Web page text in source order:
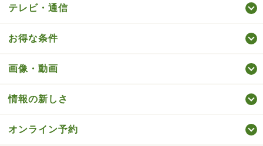
テレビ・通信
お得な条件
画像・動画
情報の新しさ
オンライン予約